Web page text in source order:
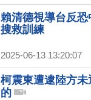
賴清德視導台反
搜救訓練
2025-06-13 13:20:07
柯震東遭逮陸方
的